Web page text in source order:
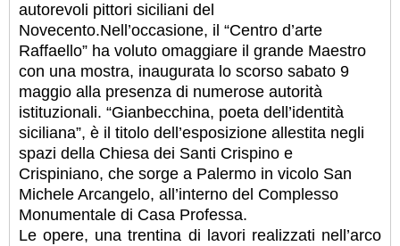
autorevoli pittori siciliani del
Novecento.Nell’occasione, il “Centro d’arte
Raffaello” ha voluto omaggiare il grande Maestro
con una mostra, inaugurata lo scorso sabato 9
maggio alla presenza di numerose autorità
istituzionali. “Gianbecchina, poeta dell’identità
siciliana”, è il titolo dell’esposizione allestita negli
spazi della Chiesa dei Santi Crispino e
Crispiniano, che sorge a Palermo in vicolo San
Michele Arcangelo, all’interno del Complesso
Monumentale di Casa Professa.
Le opere, una trentina di lavori realizzati nell’arco